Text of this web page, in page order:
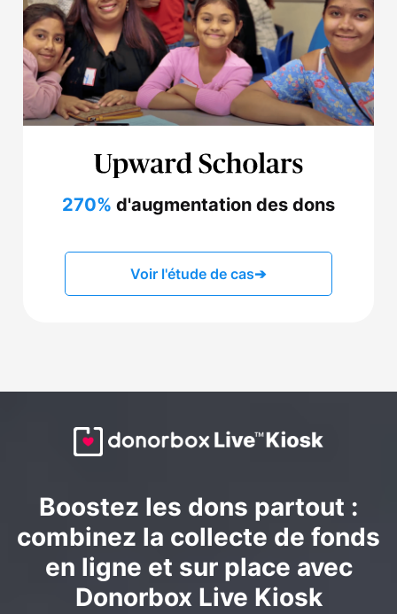
270% d'augmentation des dons
Voir l'étude de cas➔
Boostez les dons partout :
combinez la collecte de fonds
en ligne et sur place avec
Donorbox Live Kiosk